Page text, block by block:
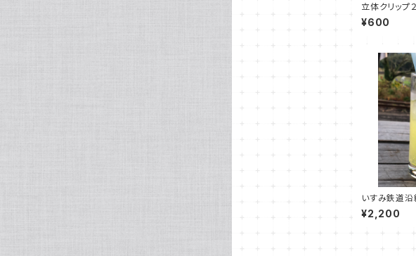
立体クリップ
すみ車両】
¥600
いすみ鉄道
大原～上総中
丘～上総中野】
¥2,200